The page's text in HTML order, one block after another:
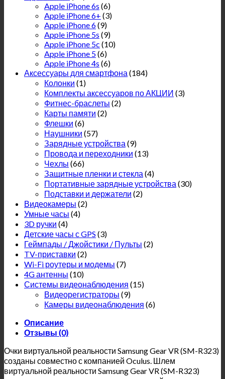
Apple iPhone 6s (6)
Apple iPhone 6+ (3)
Apple iPhone 6(9)
Apple iPhone 5s (9)
Apple iPhone 5c (10)
Apple iPhone 5(6)
Apple iPhone 4s (6)
Аксессуары для смартфона (184)
Колонки (1)
Комплекты аксессуаров по АКЦИИ (3)
Фитнес-браслеты (2)
Карты памяти (2)
Флешки (6)
Наушники (57)
Зарядные устройства (9)
Провода и переходники (13)
Чехлы (66)
Защитные пленки и стекла (4)
Портативные зарядные устройства (30)
Подставки и держатели (2)
Видеокамеры (2)
Умные часы (4)
3D ручки (4)
Детские часы с GPS (3)
Геймпады / Джойстики / Пульты (2)
TV-приставки (2)
Wi-Fi роутеры и модемы (7)
4G антенны (10)
Системы видеонаблюдения (15)
Видеорегистраторы (9)
Камеры видеонаблюдения (6)
Описание
Отзывы (0)
Очки виртуальной реальности Samsung Gear VR (SM-R323)
созданы совместно с компанией Oculus. Шлем
виртуальной реальности Samsung Gear VR (SM-R323)